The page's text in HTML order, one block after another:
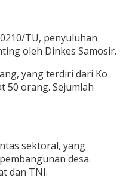
TU, penyuluhan
oleh Dinkes Samosir.
yang terdiri dari Ko
50 orang. Sejumlah
sektoral, yang
desa.
dan TNI.